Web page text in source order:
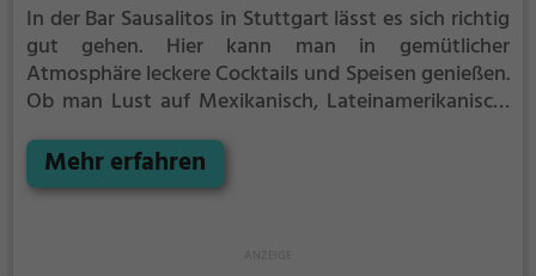
In der Bar Sausalitos in Stuttgart lässt es sich richtig
gut gehen. Hier kann man in gemütlicher
Atmosphäre leckere Cocktails und Speisen genießen.
Ob man Lust auf Mexikanisch, Lateinamerikanisch,
sicher fündig. Das vielfältige Angebot an Drinks und
Speisen lässt keine Wünsche offen. Egal ob man mit
Mehr erfahren